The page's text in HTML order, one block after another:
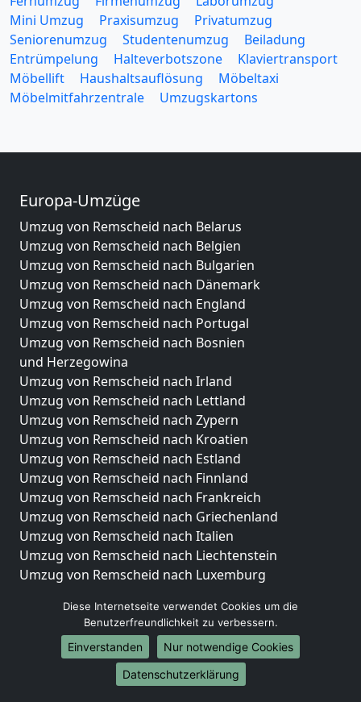
Mini Umzug
Praxisumzug
Privatumzug
Seniorenumzug
Studentenumzug
Beiladung
Entrümpelung
Halteverbotszone
Klaviertransport
Möbellift
Haushaltsauflösung
Möbeltaxi
Möbelmitfahrzentrale
Umzugskartons
Europa-Umzüge
Umzug von Remscheid nach Belarus
Umzug von Remscheid nach Belgien
Umzug von Remscheid nach Bulgarien
Umzug von Remscheid nach Dänemark
Umzug von Remscheid nach England
Umzug von Remscheid nach Portugal
Umzug von Remscheid nach Bosnien
und Herzegowina
Umzug von Remscheid nach Irland
Umzug von Remscheid nach Lettland
Umzug von Remscheid nach Zypern
Umzug von Remscheid nach Kroatien
Umzug von Remscheid nach Estland
Umzug von Remscheid nach Finnland
Umzug von Remscheid nach Frankreich
Umzug von Remscheid nach Griechenland
Umzug von Remscheid nach Italien
Umzug von Remscheid nach Liechtenstein
Umzug von Remscheid nach Luxemburg
Umzug von Remscheid nach Norwegen
Umzüge-Deutschlandweit
Umzug von Remscheid nach Berlin
Umzug von Remscheid nach Hamburg
Diese Internetseite verwendet Cookies um die
Benutzerfreundlichkeit zu verbessern.
Einverstanden
Nur notwendige Cookies
Datenschutzerklärung